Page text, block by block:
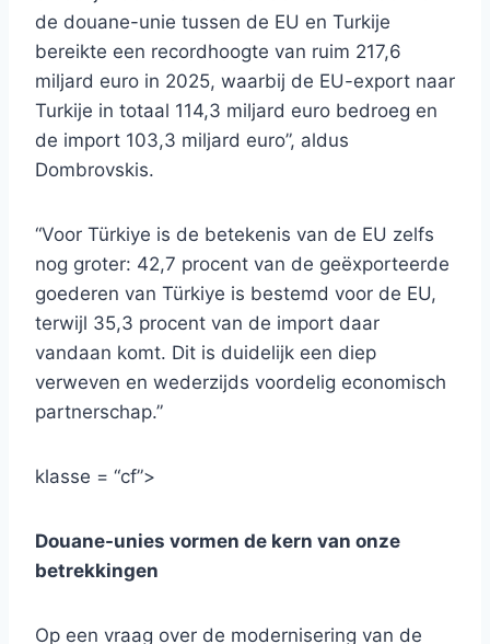
de douane-unie tussen de EU en Turkije
bereikte een recordhoogte van ruim 217,6
miljard euro in 2025, waarbij de EU-export naar
Turkije in totaal 114,3 miljard euro bedroeg en
de import 103,3 miljard euro”, aldus
Dombrovskis.
“Voor Türkiye is de betekenis van de EU zelfs
nog groter: 42,7 procent van de geëxporteerde
goederen van Türkiye is bestemd voor de EU,
terwijl 35,3 procent van de import daar
vandaan komt. Dit is duidelijk een diep
verweven en wederzijds voordelig economisch
partnerschap.”
klasse = “cf”>
Douane-unies vormen de kern van onze
betrekkingen
Op een vraag over de modernisering van de